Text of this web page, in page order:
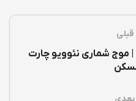
تحلیل ثمسکن شماره ۴ | موج شماری نئوویو چارت